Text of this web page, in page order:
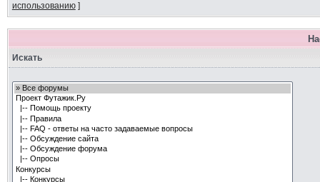
использованию]
Искать